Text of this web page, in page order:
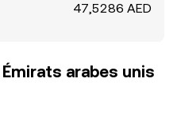
47,5286 AED
arabes unis